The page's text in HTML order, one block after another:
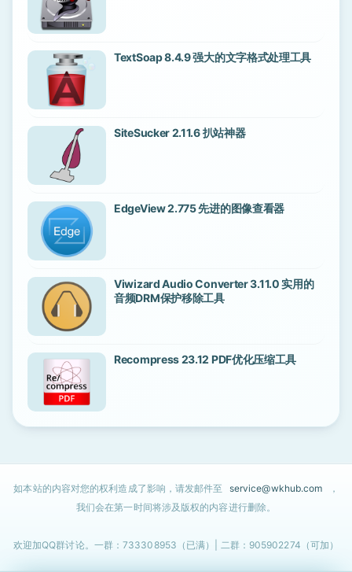
TextSoap 8.4.9 强大的文字格式处理工具
SiteSucker 2.11.6 扒站神器
EdgeView 2.775 先进的图像查看器
Viwizard Audio Converter 3.11.0 实用的
音频DRM保护移除工具
Recompress 23.12 PDF优化压缩工具
如本站的内容对您的权利造成了影响，请发邮件至 service@wkhub.com
，
我们会在第一时间将涉及版权的内容进行删除。
欢迎加QQ群讨论。一群：733308953（已满）| 二群：905902274（可加）